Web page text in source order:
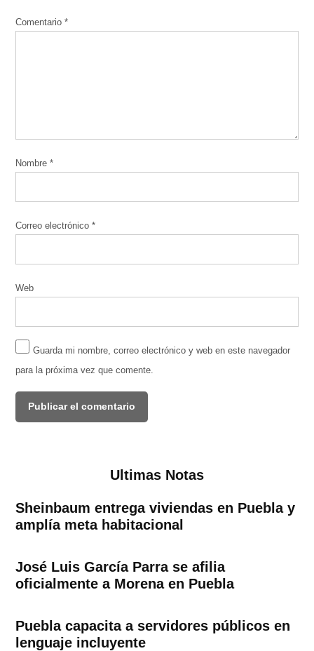
Comentario*
Nombre*
Correo electrónico*
Web
Guarda mi nombre, correo electrónico y web en este navegador
para la próxima vez que comente.
Ultimas Notas
Sheinbaum entrega viviendas en Puebla y
amplía meta habitacional
José Luis García Parra se afilia
oficialmente a Morena en Puebla
Puebla capacita a servidores públicos en
lenguaje incluyente